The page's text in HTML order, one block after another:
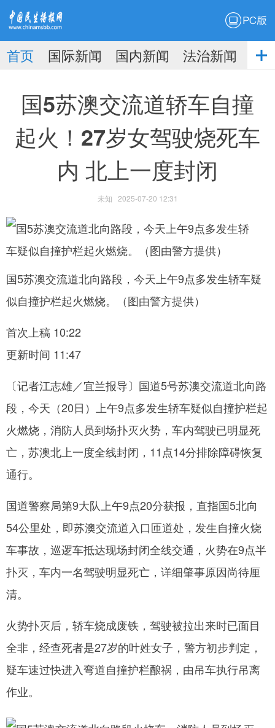
播
网
首页 国际新闻 国内新闻 法治新闻
社
国5苏澳交流道轿车自撞
起火！27岁女驾驶烧死车
内 北上一度封闭
未知 2025-07-20 12:31
国5苏澳交流道北向路段，今天上午9点多发生轿车疑
似自撞护栏起火燃烧。（图由警方提供）
首次上稿 10:22
更新时间 11:47
〔记者江志雄／宜兰报导〕国道5号苏澳交流道北向路
段，今天（20日）上午9点多发生轿车疑似自撞护栏起
火燃烧，消防人员到场扑灭火势，车内驾驶已明显死
亡，苏澳北上一度全线封闭，11点14分排除障碍恢复
通行。
国道警察局第9大队上午9点20分获报，直指国5北向
54公里处，即苏澳交流道入口匝道处，发生自撞火烧
车事故，巡逻车抵达现场封闭全线交通，火势在9点半
扑灭，车内一名驾驶明显死亡，详细肇事原因尚待厘
清。
火势扑灭后，轿车烧成废铁，驾驶被拉出来时已面目
全非，经查死者是27岁的叶姓女子，警方初步判定，
疑车速过快进入弯道自撞护栏酿祸，由吊车执行吊离
作业。